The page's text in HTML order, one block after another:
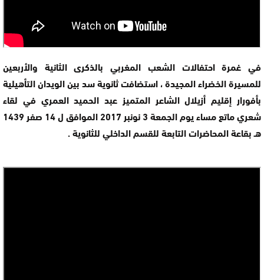
في غمرة احتفالات الشعب المغربي بالذكرى الثانية والأربعين
للمسيرة الخضراء المجيدة ، استضافت ثانوية سد بين الويدان التأهيلية
بأفورار إقليم أزيلال الشاعر المتميز عبد الحميد العمري في لقاء
شعري ماتع مساء يوم الجمعة 3 نونبر 2017 الموافق ل 14 صفر 1439
هـ بقاعة المحاضرات التابعة للقسم الداخلي للثانوية .